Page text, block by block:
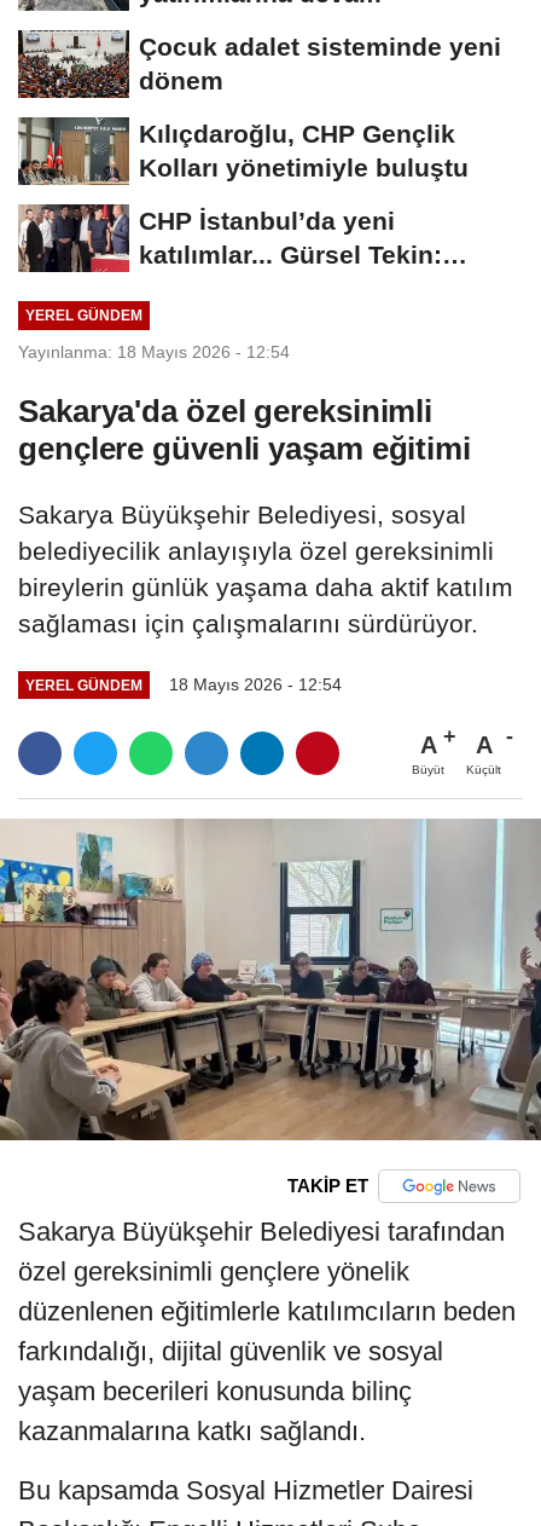
Çocuk adalet sisteminde yeni
dönem
Kılıçdaroğlu, CHP Gençlik
Kolları yönetimiyle buluştu
CHP İstanbul’da yeni
katılımlar... Gürsel Tekin:
YEREL GÜNDEM
Yayınlanma: 18 Mayıs 2026 - 12:54
Sakarya'da özel gereksinimli
gençlere güvenli yaşam eğitimi
Sakarya Büyükşehir Belediyesi, sosyal
belediyecilik anlayışıyla özel gereksinimli
bireylerin günlük yaşama daha aktif katılım
sağlaması için çalışmalarını sürdürüyor.
YEREL GÜNDEM 18 Mayıs 2026 - 12:54
A
Büyüt
A
Küçült
TAKİP ET
Sakarya Büyükşehir Belediyesi tarafından
özel gereksinimli gençlere yönelik
düzenlenen eğitimlerle katılımcıların beden
farkındalığı, dijital güvenlik ve sosyal
yaşam becerileri konusunda bilinç
kazanmalarına katkı sağlandı.
Bu kapsamda Sosyal Hizmetler Dairesi